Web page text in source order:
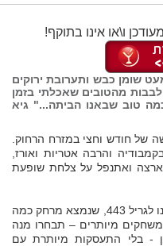
ו\או אינו בתוקף!
שומן כבש ותערובת ירוקים
מהטובים שאכלתי בזמן
טוב שבאנו הביתה..." גיא
של חודש וחצי במזרח הרחוק.
והרבה אטריות ואורז,
ואתנפל על צלחת שופעת
מיד אחרי שחזרנו משדה התעופה, קפצנו לגריל 443, שנמצא מרחק כמה
מיותרים – תבחרו מנה
- בלי התעסקות מיותרת עם